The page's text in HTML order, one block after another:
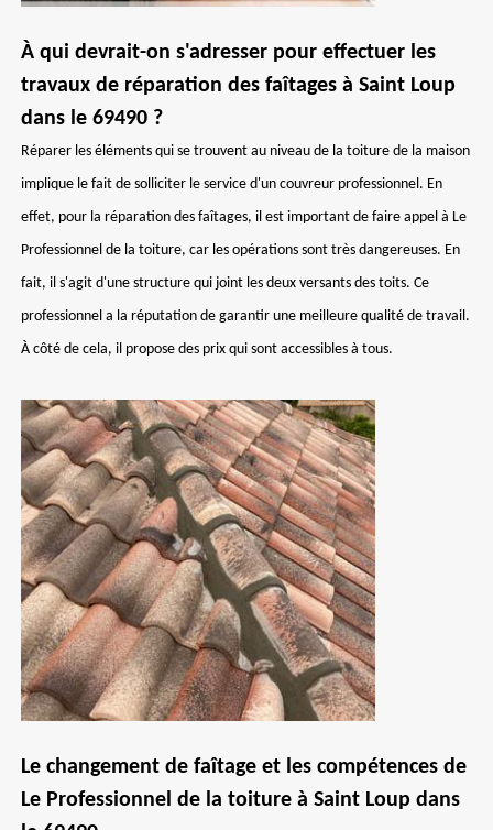
À qui devrait-on s'adresser pour effectuer les
travaux de réparation des faîtages à Saint Loup
dans le 69490 ?
Réparer les éléments qui se trouvent au niveau de la toiture de la maison
implique le fait de solliciter le service d'un couvreur professionnel. En
effet, pour la réparation des faîtages, il est important de faire appel à Le
Professionnel de la toiture, car les opérations sont très dangereuses. En
fait, il s'agit d'une structure qui joint les deux versants des toits. Ce
professionnel a la réputation de garantir une meilleure qualité de travail.
À côté de cela, il propose des prix qui sont accessibles à tous.
Le changement de faîtage et les compétences de
Le Professionnel de la toiture à Saint Loup dans